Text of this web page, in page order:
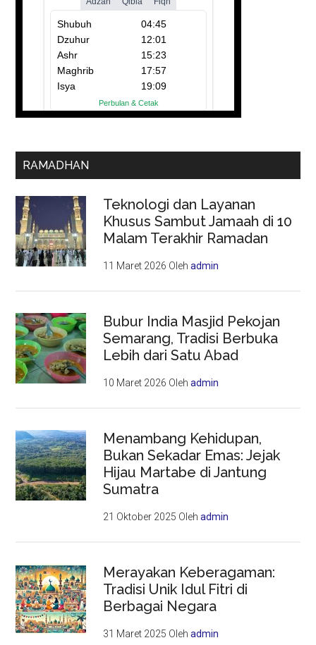
RAMADHAN
Teknologi dan Layanan
Khusus Sambut Jamaah di 10
Malam Terakhir Ramadan
11 Maret 2026 Olehadmin
Bubur India Masjid Pekojan
Semarang, Tradisi Berbuka
Lebih dari Satu Abad
10 Maret 2026 Olehadmin
Menambang Kehidupan,
Bukan Sekadar Emas: Jejak
Hijau Martabe di Jantung
Sumatra
21 Oktober 2025 Olehadmin
Merayakan Keberagaman:
Tradisi Unik Idul Fitri di
Berbagai Negara
31 Maret 2025 Olehadmin